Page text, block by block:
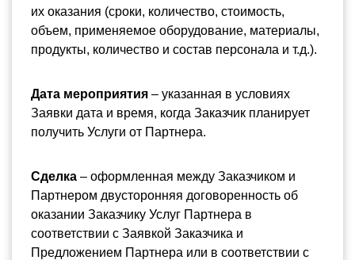
их оказания (сроки, количество, стоимость,
объем, применяемое оборудование, материалы,
продукты, количество и состав персонала и т.д.).
Дата мероприятия – указанная в условиях
Заявки дата и время, когда Заказчик планирует
получить Услуги от Партнера.
Сделка – оформленная между Заказчиком и
Партнером двусторонняя договоренность об
оказании Заказчику Услуг Партнера в
соответствии с Заявкой Заказчика и
Предложением Партнера или в соответствии с